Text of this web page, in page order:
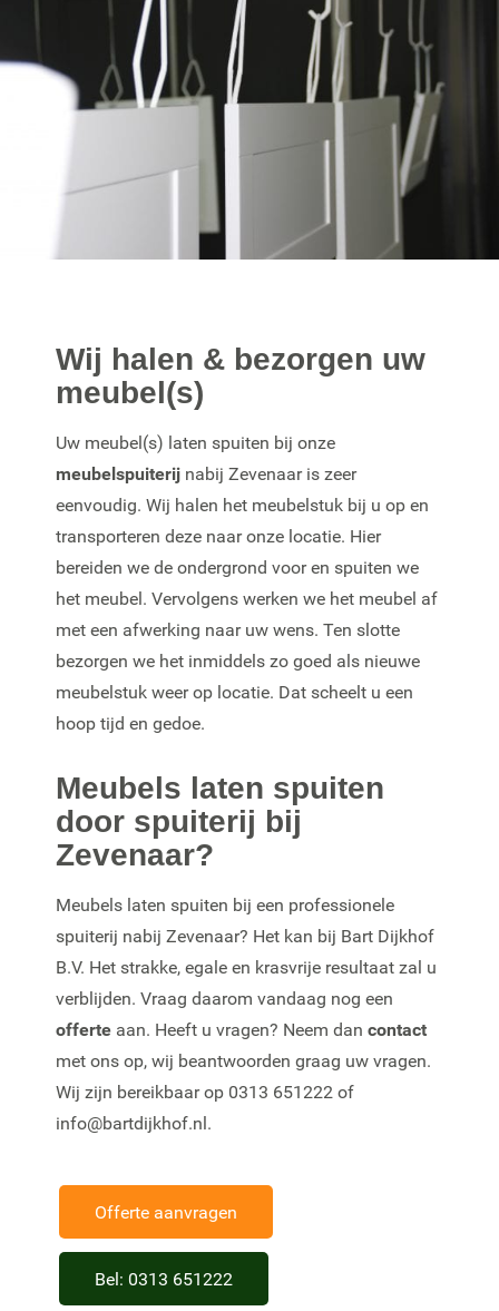
Wij halen & bezorgen uw
meubel(s)
Uw meubel(s) laten spuiten bij onze
meubelspuiterij nabij Zevenaar is zeer
eenvoudig. Wij halen het meubelstuk bij u op en
transporteren deze naar onze locatie. Hier
bereiden we de ondergrond voor en spuiten we
het meubel. Vervolgens werken we het meubel af
met een afwerking naar uw wens. Ten slotte
bezorgen we het inmiddels zo goed als nieuwe
meubelstuk weer op locatie. Dat scheelt u een
hoop tijd en gedoe.
Meubels laten spuiten
door spuiterij bij
Zevenaar?
Meubels laten spuiten bij een professionele
spuiterij nabij Zevenaar? Het kan bij Bart Dijkhof
B.V. Het strakke, egale en krasvrije resultaat zal u
verblijden. Vraag daarom vandaag nog een
offerte aan. Heeft u vragen? Neem dan contact
met ons op, wij beantwoorden graag uw vragen.
Wij zijn bereikbaar op 0313 651222 of
info@bartdijkhof.nl.
Offerte aanvragen
Bel: 0313 651222